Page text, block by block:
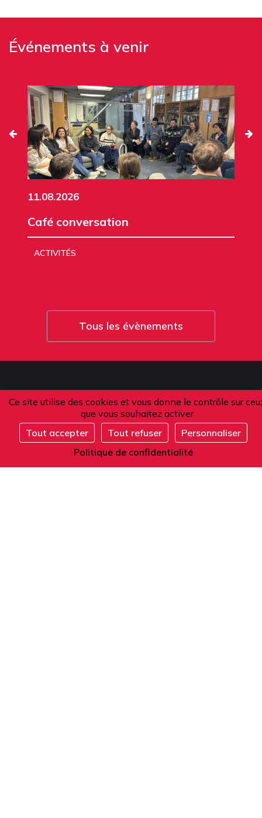
Ce site utilise des cookies et vous donne le contrôle sur
que vous souhaitez activer
Tout accepter
Tout refuser
Personnaliser
Politique de confidentialité
S'inscrire
Événements à venir
11.08.2026
Café conversation
ACTIVITÉS
Tous les évènements
L'Alliance française de Paris
-Établissement Privé d'Enseignement Supérieur